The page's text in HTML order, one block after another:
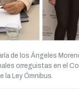
de los Ángeles
orreguistas en el
la Ley Ómnibus.